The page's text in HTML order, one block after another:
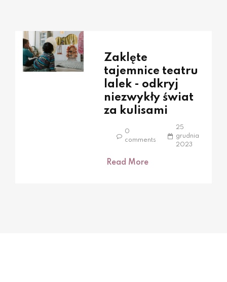
Zaklęte
tajemnice teatru
lalek - odkryj
niezwykły świat
za kulisami
0
comments
25
grudnia
2023
Read More